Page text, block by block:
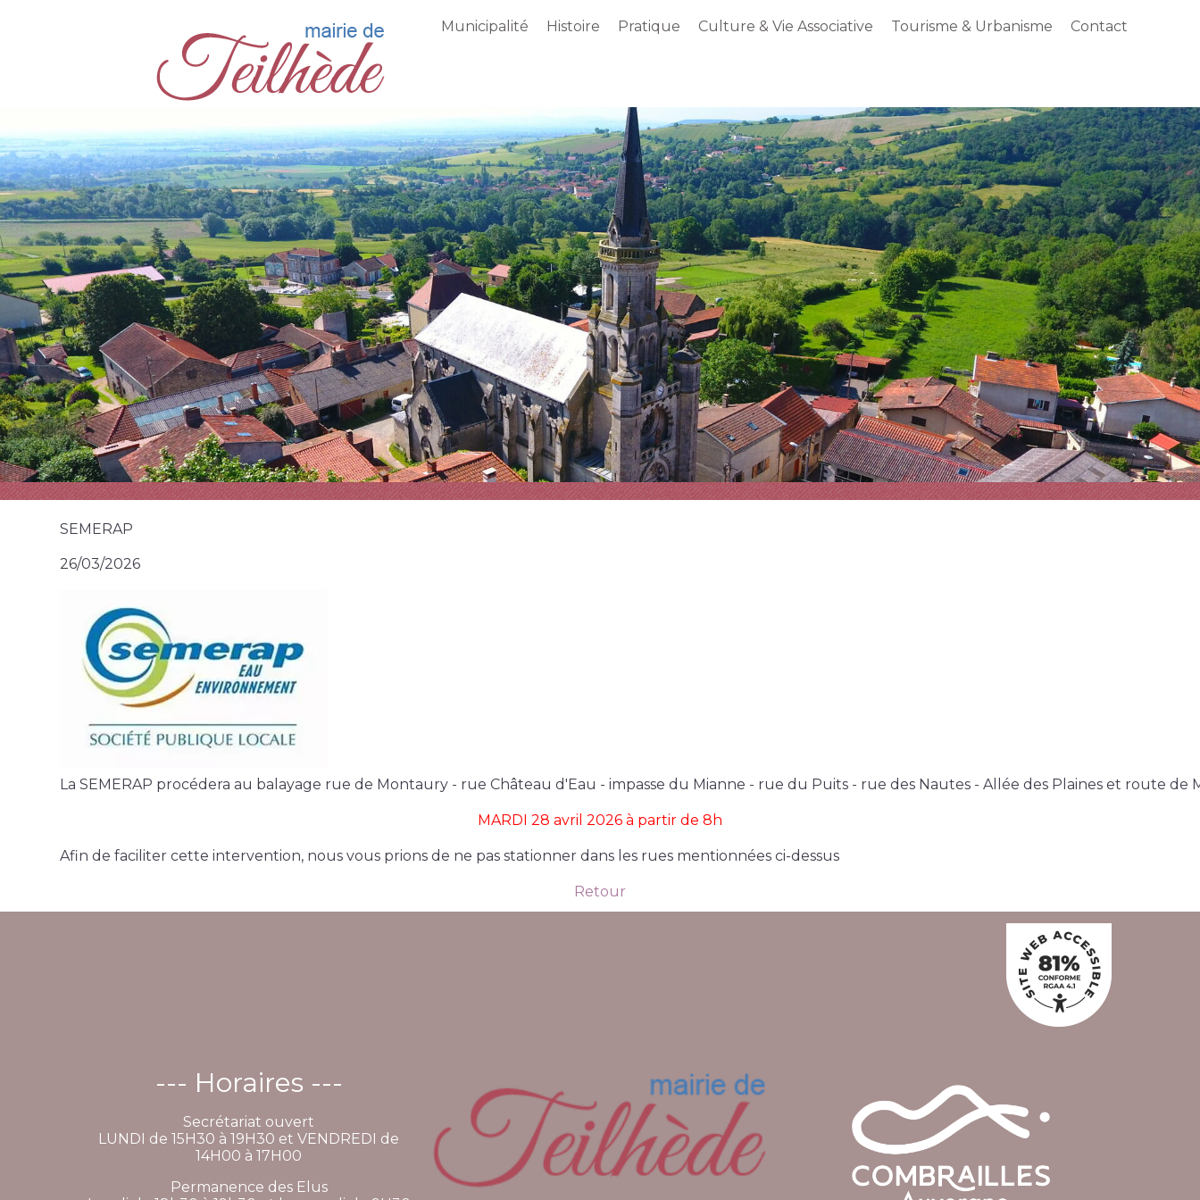
Municipalité Histoire Pratique Culture & Vie Associative Tourisme & Urbanisme Contact
SEMERAP
26/03/2026
La SEMERAP procédera au balayage rue de Montaury - rue Château d'Eau - impasse du Mianne - rue du Puits - rue des Nautes - Allée des Plaines et route de
MARDI 28 avril 2026 à partir de 8h
Afin de faciliter cette intervention, nous vous prions de ne pas stationner dans les rues mentionnées ci-dessus
Retour
--- Horaires ---
Secrétariat ouvert
LUNDI de 15H30 à 19H30 et VENDREDI de
14H00 à 17H00
Permanence des Elus